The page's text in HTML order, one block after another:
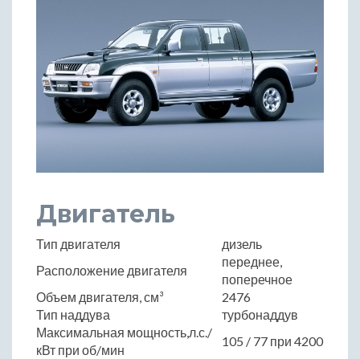
Двигатель
Тип двигателя
дизель
Расположение двигателя
переднее,
поперечное
Объем двигателя, см³
2476
Тип наддува
турбонаддув
Максимальная мощность,л.с./
кВт при об/мин
105 / 77 при 4200